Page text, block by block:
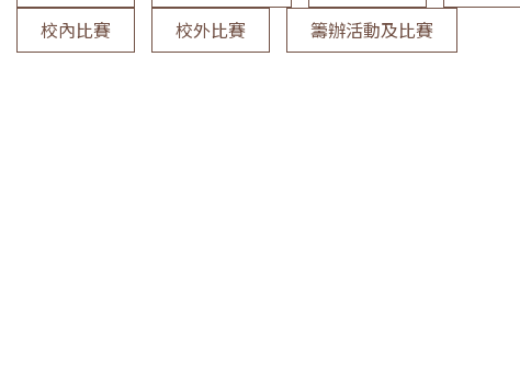
校內比賽
校外比賽 籌辦活動及比賽